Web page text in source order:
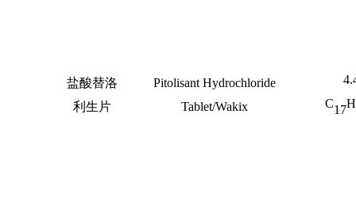
盐酸替洛
利生片
Pitolisant Hydrochloride
Tablet/Wakix
C17H